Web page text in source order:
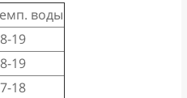
воды
19
19
18